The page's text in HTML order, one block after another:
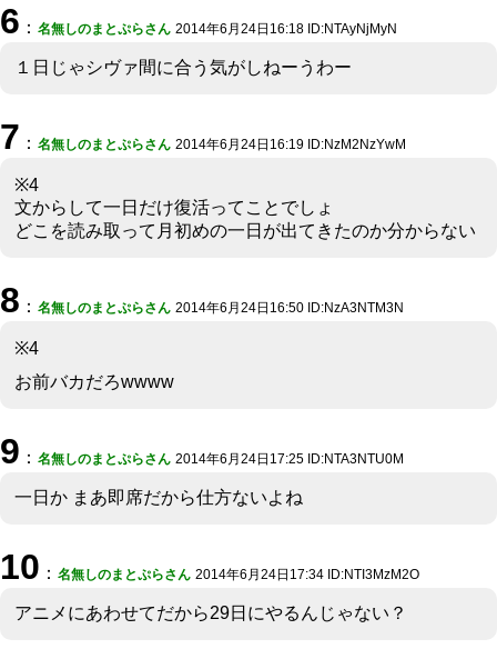
6 ： 名無しのまとぷらさん 2014年6月24日16:18 ID:NTAyNjMyN
１日じゃシヴァ間に合う気がしねーうわー
7 ： 名無しのまとぷらさん 2014年6月24日16:19 ID:NzM2NzYwM
※4
文からして一日だけ復活ってことでしょ
どこを読み取って月初めの一日が出てきたのか分からない
8 ： 名無しのまとぷらさん 2014年6月24日16:50 ID:NzA3NTM3N
※4
お前バカだろwwww
9 ： 名無しのまとぷらさん 2014年6月24日17:25 ID:NTA3NTU0M
一日か まあ即席だから仕方ないよね
10 ： 名無しのまとぷらさん 2014年6月24日17:34 ID:NTI3MzM2O
アニメにあわせてだから29日にやるんじゃない？